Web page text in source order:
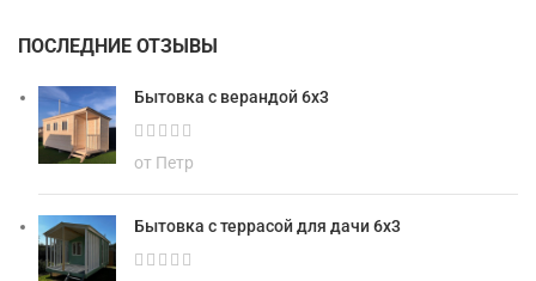
ПОСЛЕДНИЕ ОТЗЫВЫ
Бытовка с верандой 6х3
от Петр
Бытовка с террасой для дачи 6х3